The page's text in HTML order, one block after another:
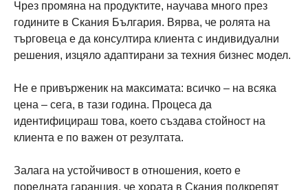
Чрез промяна на продуктите, научава много през
годините в Скания България. Вярва, че ролята на
търговеца е да консултира клиента с индивидуални
решения, изцяло адаптирани за техния бизнес модел.
Не е привърженик на максимата: всичко – на всяка
цена – сега, в тази година. Процеса да
идентифицираш това, което създава стойност на
клиента е по важен от резултата.
Залага на устойчивост в отношения, което е
поредната гаранция, че хората в Скания подкрепят